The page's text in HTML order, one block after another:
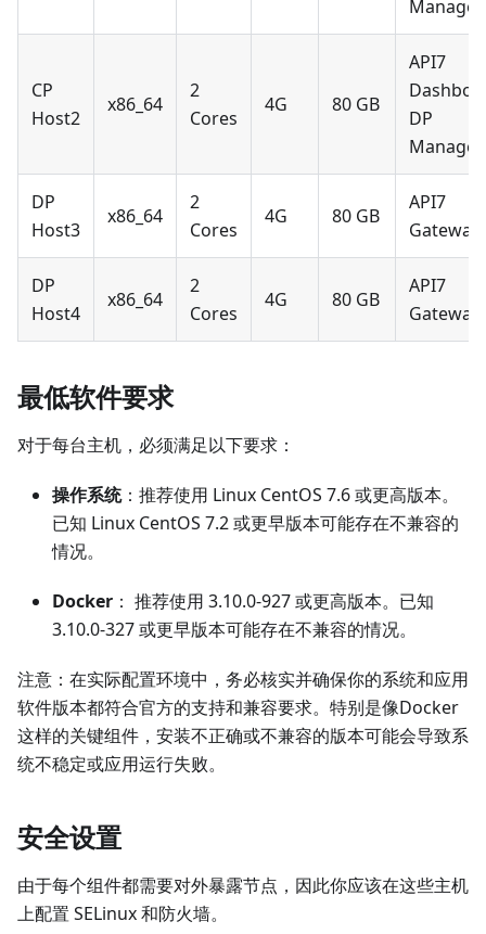
Manager
CP
Host2
x86_64
2
Cores
4G 80 GB
API7
DP
Manager
DP
Host3
x86_64
2
Cores
4G 80 GB
API7
Gateway
DP
Host4
x86_64
2
Cores
4G 80 GB
API7
Gateway
最低软件要求
对于每台主机，必须满足以下要求：
操作系统：推荐使用 Linux CentOS 7.6 或更高版本。
已知 Linux CentOS 7.2 或更早版本可能存在不兼容的
情况。
Docker ： 推荐使用 3.10.0-927 或更高版本。已知
3.10.0-327 或更早版本可能存在不兼容的情况。
注意：在实际配置环境中，务必核实并确保你的系统和应用
软件版本都符合官方的支持和兼容要求。特别是像Docker
这样的关键组件，安装不正确或不兼容的版本可能会导致系
统不稳定或应用运行失败。
安全设置
由于每个组件都需要对外暴露节点，因此你应该在这些主机
上配置 SELinux 和防火墙。